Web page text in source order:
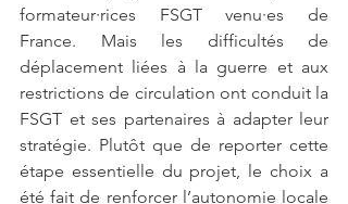
formateur·rices FSGT venu·es de
France. Mais les difficultés de
déplacement liées à la guerre et aux
restrictions de circulation ont conduit la
FSGT et ses partenaires à adapter leur
stratégie. Plutôt que de reporter cette
étape essentielle du projet, le choix a
été fait de renforcer l’autonomie locale